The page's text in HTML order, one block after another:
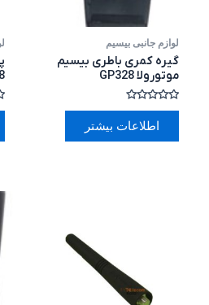
لوازم جانبی بیسیم
گیره کمری باطری بیسیم
موتورولا GP328
امتیاز
اطلاعات بیشتر